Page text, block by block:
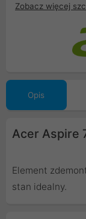
Zobacz więcej
Opis
Acer Aspire
Element
stan idealny.